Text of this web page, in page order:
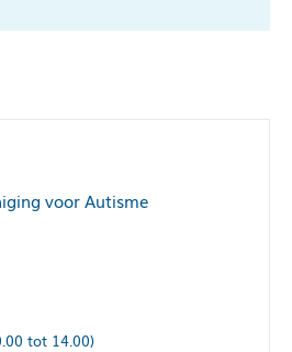
voor Autisme
tot 14.00)